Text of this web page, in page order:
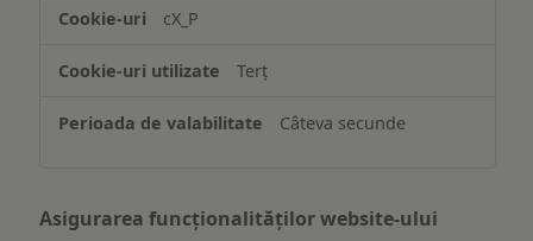
informațiilor
pe
dispozitiv
cX_P
Terț
Câteva secunde
Asigurarea funcționalităților website-ului